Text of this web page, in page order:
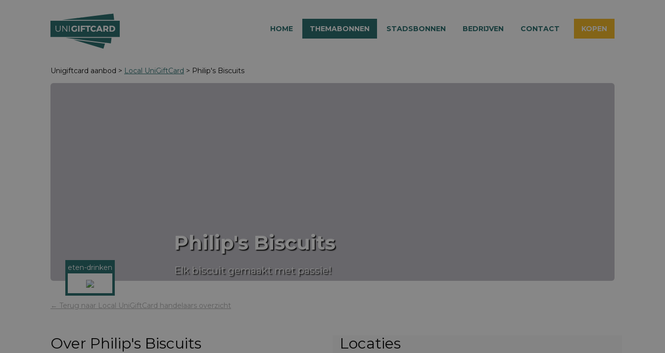
HOME THEMABONNEN STADSBONNEN BEDRIJVEN CONTACT KOPEN
Unigiftcard aanbod > Local UniGiftCard > Philip's Biscuits
Philip's Biscuits
Elk biscuit gemaakt met passie!
eten-drinken
← Terug naar Local UniGiftCard handelaars overzicht
Over Philip's Biscuits Locaties